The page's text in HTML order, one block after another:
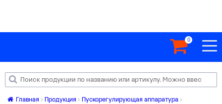
0
Главная Продукция
Пускорегулирующая аппаратура